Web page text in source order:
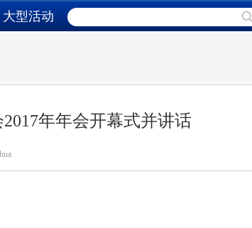
大型活动
年年会开幕式并讲话